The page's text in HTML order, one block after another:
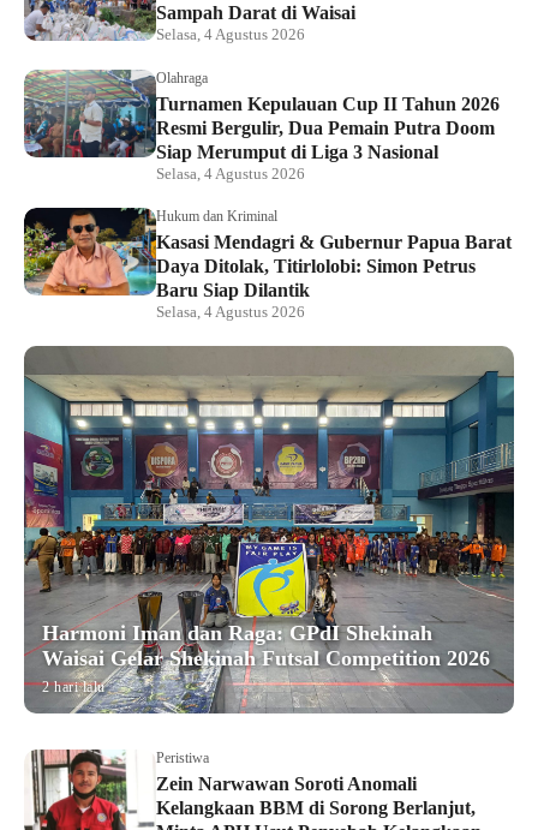
Sampah Darat di Waisai
Selasa, 4 Agustus 2026
Olahraga
Turnamen Kepulauan Cup II Tahun 2026
Resmi Bergulir, Dua Pemain Putra Doom
Siap Merumput di Liga 3 Nasional
Selasa, 4 Agustus 2026
Hukum dan Kriminal
Kasasi Mendagri & Gubernur Papua Barat
Daya Ditolak, Titirlolobi: Simon Petrus
Baru Siap Dilantik
Selasa, 4 Agustus 2026
Harmoni Iman dan Raga: GPdI Shekinah
Waisai Gelar Shekinah Futsal Competition 2026
2 hari lalu
Peristiwa
Zein Narwawan Soroti Anomali
Kelangkaan BBM di Sorong Berlanjut,